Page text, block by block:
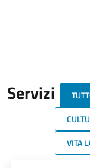
Servizi
VITA